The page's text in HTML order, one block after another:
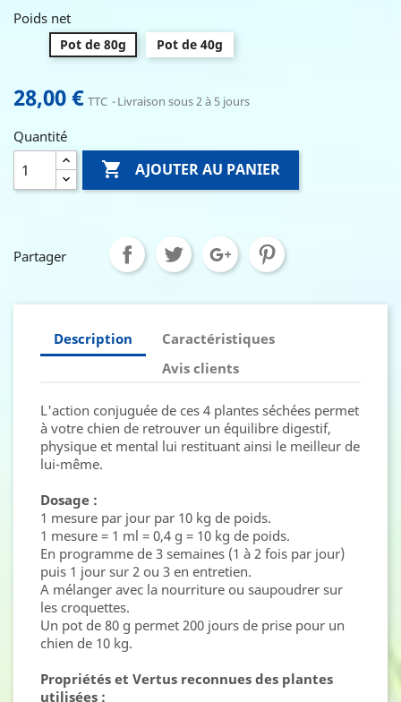
Poids net
Pot de 80g Pot de 40g
28,00 € TTC Livraison sous 2 à 5 jours
Quantité
 AJOUTER AU PANIER
Partager
Description
Caractéristiques
Avis clients
L'action conjuguée de ces 4 plantes séchées permet
à votre chien de retrouver un équilibre digestif,
physique et mental lui restituant ainsi le meilleur de
lui-même.
Dosage :
1 mesure par jour par 10 kg de poids.
1 mesure = 1 ml = 0,4 g = 10 kg de poids.
En programme de 3 semaines (1 à 2 fois par jour)
puis 1 jour sur 2 ou 3 en entretien.
A mélanger avec la nourriture ou saupoudrer sur
les croquettes.
Un pot de 80 g permet 200 jours de prise pour un
chien de 10 kg.
Propriétés et Vertus reconnues des plantes
utilisées :